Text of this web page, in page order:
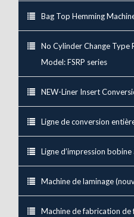
Bag Top Hemming
No Cylinder Change Type
Model: FSRP series
NEW-Liner Insert
Ligne de conversion
Ligne d’impression
Machine de laminage
Machine de fabrication de